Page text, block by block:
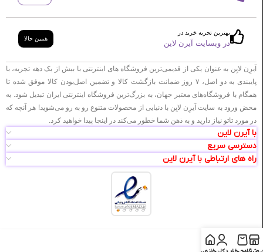
بهترین تجربه خرید در
در وبسایت آیرن لاین
همین حالا
آیرِن لایِن به عنوان یکی از قدیمی‌ترین فروشگاه های اینترنتی با بیش از یک دهه تجربه، با
پایبندی به دو اصل، ۷ روز ضمانت بازگشت کالا و تضمین اصل‌بودن کالا موفق شده تا
همگام با فروشگاه‌های معتبر جهان، به بزرگ‌ترین فروشگاه اینترنتی ایران تبدیل شود. به
محض ورود به سایت آیرِن لایِن با دنیایی از محصولات متنوع رو به رو می‌شوید! هر آنچه که
در مورد تاتو نیاز دارید و به ذهن شما خطور می‌کند در اینجا پیدا خواهید کرد.
با آیرن لاین
دسترسی سریع
راه های ارتباطی با آیرن لاین